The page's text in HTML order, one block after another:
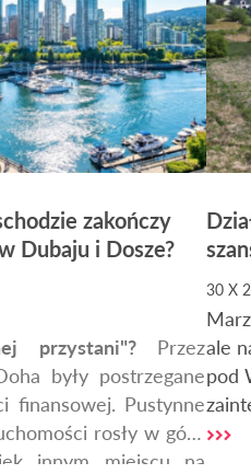
zakończy
Dubaju i Dosze?
przystani"? Przez
były postrzegane
finansowej. Pustynne
rosły w górę
innym miejscu na
30 X
ale
pod